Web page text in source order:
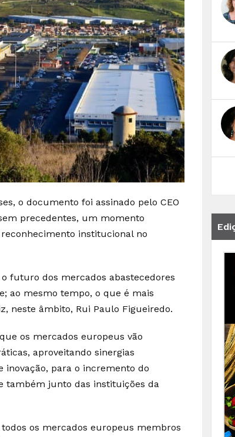
o documento foi assinado pelo CEO
precedentes, um momento
institucional no
futuro dos mercados abastecedores
ao mesmo tempo, o que é mais
neste âmbito, Rui Paulo Figueiredo.
os mercados europeus vão
aproveitando sinergias
inovação, para o incremento do
também junto das instituições da
os mercados europeus membros